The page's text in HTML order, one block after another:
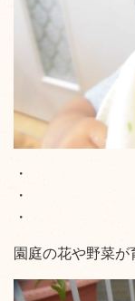
・
・
・
園庭の花や野菜が